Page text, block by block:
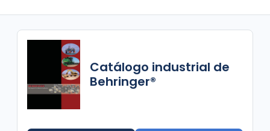
Catálogo industrial de
Behringer®